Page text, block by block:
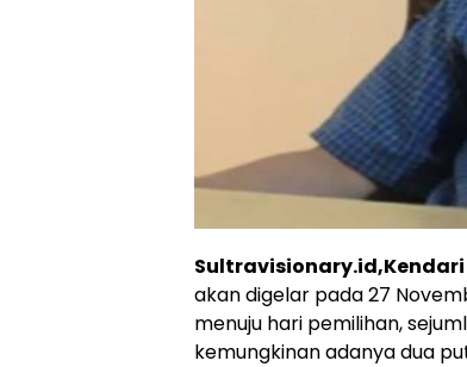
Sultravisionary.id,Kendari
akan digelar pada 27
menuju hari pemilihan,
kemungkinan adanya dua